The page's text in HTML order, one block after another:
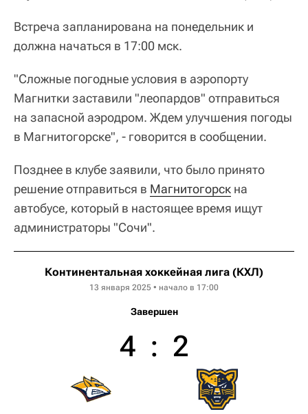
Встреча запланирована на понедельник и
должна начаться в 17:00 мск.
"Сложные погодные условия в аэропорту
Магнитки заставили "леопардов" отправиться
на запасной аэродром. Ждем улучшения погоды
в Магнитогорске", - говорится в сообщении.
Позднее в клубе заявили, что было принято
решение отправиться в Магнитогорск на
автобусе, который в настоящее время ищут
администраторы "Сочи".
Континентальная хоккейная лига (КХЛ)
13 января 2025 • начало в 17:00
Завершен
4 : 2